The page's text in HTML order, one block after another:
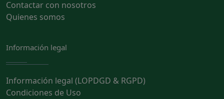
Contactar con nosotros
Quienes somos
Información legal
Información legal (LOPDGD & RGPD)
Condiciones de Uso